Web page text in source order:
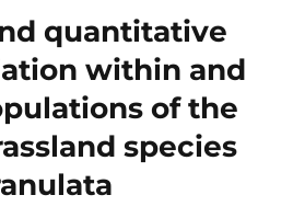
quantitative
within and
of the
species